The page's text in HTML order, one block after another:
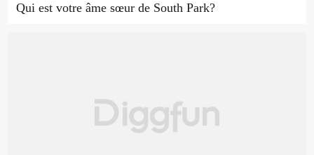
Qui est votre âme sœur de South Park?